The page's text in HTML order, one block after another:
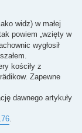
widz) w małej
powiem „wzięty w
wygłosił
kościły z
Zapewne
dawnego artykuły